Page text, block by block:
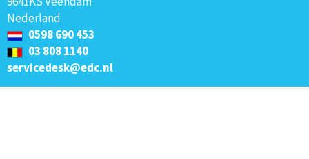
Nederland
0598 690 453
03 808 1140
servicedesk@edc.nl